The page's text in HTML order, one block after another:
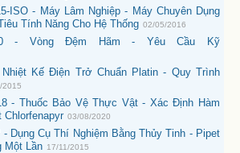
ISO - Máy Lâm Nghiệp - Máy Chuyên Dụng
Tính Năng Cho Hệ Thống 02/05/2016
- Vòng Đệm Hãm - Yêu Cầu Kỹ
Nhiệt Kế Điện Trở Chuẩn Platin - Quy Trình
2015
- Thuốc Bảo Vệ Thực Vật - Xác Định Hàm
Chlorfenapyr 03/08/2020
- Dụng Cụ Thí Nghiệm Bằng Thủy Tinh - Pipet
Một Lần 17/11/2015